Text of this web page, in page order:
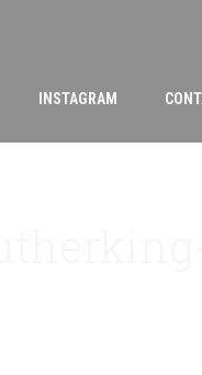
INSTAGRAM